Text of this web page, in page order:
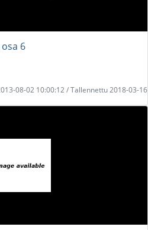
6
08-02 10:00:12 / Tallennettu 2018-03-16